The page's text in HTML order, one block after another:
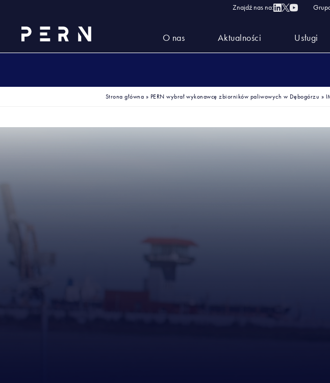
Znajdź nas na:
O nas Aktualności Usługi
Strona główna » PERN wybrał wykonawcę zbiorników paliwowych w Dębogórzu »